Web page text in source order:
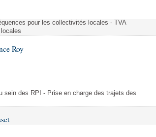
pour les collectivités locales - TVA
Roy
sein des RPI - Prise en charge des trajets des